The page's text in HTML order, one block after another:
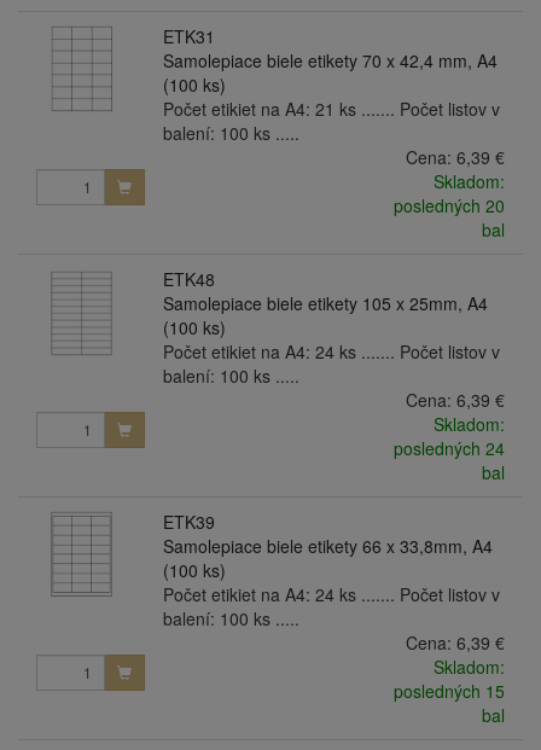
ETK31
Samolepiace biele etikety 70 x 42,4 mm, A4
(100 ks)
Počet etikiet na A4: 21 ks ....... Počet listov v
balení: 100 ks .....
Cena: 6,39 €
Skladom:
posledných 20
bal
ETK48
Samolepiace biele etikety 105 x 25mm, A4
(100 ks)
Počet etikiet na A4: 24 ks ....... Počet listov v
balení: 100 ks .....
Cena: 6,39 €
Skladom:
posledných 24
bal
ETK39
Samolepiace biele etikety 66 x 33,8mm, A4
(100 ks)
Počet etikiet na A4: 24 ks ....... Počet listov v
balení: 100 ks .....
Cena: 6,39 €
Skladom:
posledných 15
bal